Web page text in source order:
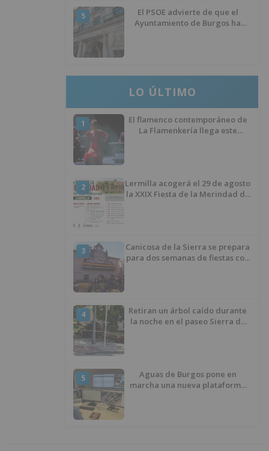
5
El PSOE advierte de que el
Ayuntamiento de Burgos ha
LO ÚLTIMO
1
El flamenco contemporáneo de
La Flamenkería llega este
2
Lermilla acogerá el 29 de agosto
la XXIX Fiesta de la Merindad de
3
Canicosa de la Sierra se prepara
para dos semanas de fiestas con
4
Retiran un árbol caído durante
la noche en el paseo Sierra de
5
Aguas de Burgos pone en
marcha una nueva plataforma